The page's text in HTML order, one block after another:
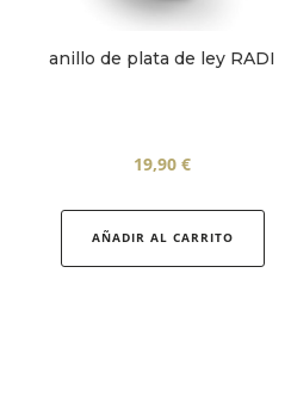
anillo de plata de ley RADI
19,90€
AÑADIR AL CARRITO